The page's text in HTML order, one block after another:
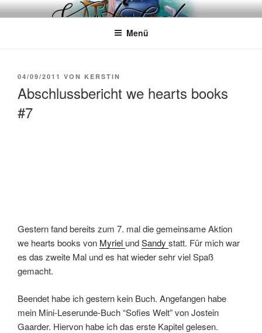
Zum
InhaltWÖRTERKATZE
Von Büchern erzählen
Menü
VERÖFFENTLICHT
04/09/2011 VON KERSTIN
Abschlussbericht we hearts books
#7
Gestern fand bereits zum 7. mal die gemeinsame Aktion
we hearts books von Myriel undSandy statt. Für mich war
es das zweite Mal und es hat wieder sehr viel Spaß
gemacht.
Beendet habe ich gestern kein Buch. Angefangen habe
mein Mini-Leserunde-Buch “Sofies Welt” von Jostein
Gaarder. Hiervon habe ich das erste Kapitel gelesen.